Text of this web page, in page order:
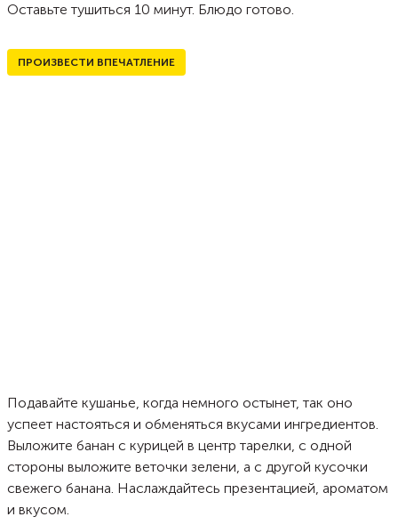
Оставьте тушиться 10 минут. Блюдо готово.
ПРОИЗВЕСТИ ВПЕЧАТЛЕНИЕ
Подавайте кушанье, когда немного остынет, так оно
успеет настояться и обменяться вкусами ингредиентов.
Выложите банан с курицей в центр тарелки, с одной
стороны выложите веточки зелени, а с другой кусочки
свежего банана. Наслаждайтесь презентацией, ароматом
и вкусом.